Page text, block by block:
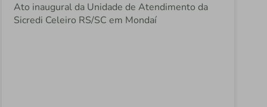
Sicredi Costa Oeste PR
Ato inaugural da Unidade de Atendimento da
Sicredi Celeiro RS/SC em Mondaí